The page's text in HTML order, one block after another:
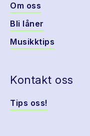
Om oss
Bli låner
Musikktips
Kontakt oss
Tips oss!